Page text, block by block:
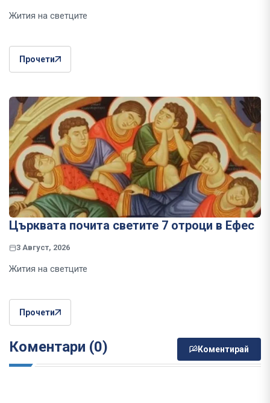
Жития на светците
Прочети
Църквата почита светите 7 отроци в Ефес
3 Август, 2026
Жития на светците
Прочети
Коментари (0) Коментирай